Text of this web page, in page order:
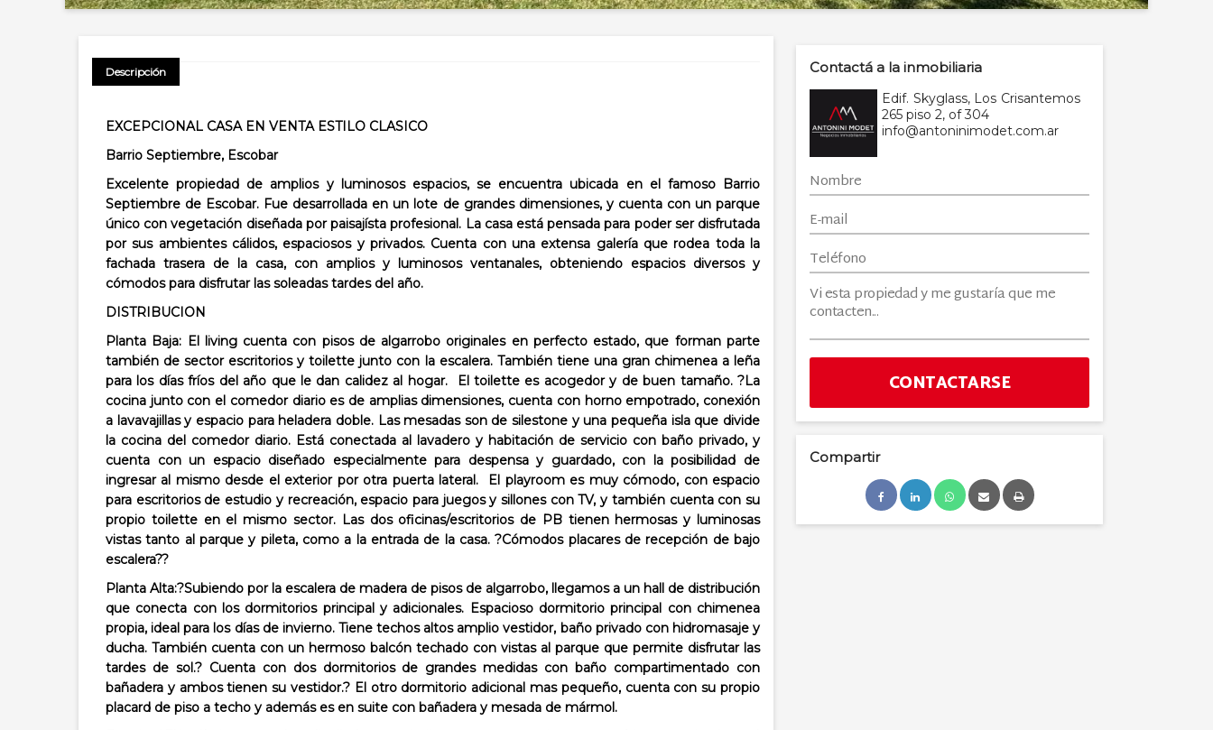
Descripción
EXCEPCIONAL CASA EN VENTA ESTILO CLASICO
Barrio Septiembre, Escobar
Excelente propiedad de amplios y luminosos espacios, se encuentra ubicada en el famoso Barrio
Septiembre de Escobar. Fue desarrollada en un lote de grandes dimensiones, y cuenta con un parque
único con vegetación diseñada por paisajísta profesional. La casa está pensada para poder ser disfrutada
por sus ambientes cálidos, espaciosos y privados. Cuenta con una extensa galería que rodea toda la
fachada trasera de la casa, con amplios y luminosos ventanales, obteniendo espacios diversos y
cómodos para disfrutar las soleadas tardes del año.
DISTRIBUCION
Planta Baja: El living cuenta con pisos de algarrobo originales en perfecto estado, que forman parte
también de sector escritorios y toilette junto con la escalera. También tiene una gran chimenea a leña
para los días fríos del año que le dan calidez al hogar.
El toilette es acogedor y de buen tamaño. ?La
cocina junto con el comedor diario es de amplias dimensiones, cuenta con horno empotrado, conexión
a lavavajillas y espacio para heladera doble. Las mesadas son de silestone y una pequeña isla que divide
la cocina del comedor diario. Está conectada al lavadero y habitación de servicio con baño privado, y
cuenta con un espacio diseñado especialmente para despensa y guardado, con la posibilidad de
ingresar al mismo desde el exterior por otra puerta lateral.
El playroom es muy cómodo, con espacio
para escritorios de estudio y recreación, espacio para juegos y sillones con TV, y también cuenta con su
propio toilette en el mismo sector. Las dos oficinas/escritorios de PB tienen hermosas y luminosas
vistas tanto al parque y pileta, como a la entrada de la casa. ?Cómodos placares de recepción de bajo
escalera??
Planta Alta:?Subiendo por la escalera de madera de pisos de algarrobo, llegamos a un hall de distribución
que conecta con los dormitorios principal y adicionales. Espacioso dormitorio principal con chimenea
propia, ideal para los días de invierno. Tiene techos altos amplio vestidor, baño privado con hidromasaje y
ducha. También cuenta con un hermoso balcón techado con vistas al parque que permite disfrutar las
tardes de sol.? Cuenta con dos dormitorios de grandes medidas con baño compartimentado con
bañadera y ambos tienen su vestidor.? El otro dormitorio adicional mas pequeño, cuenta con su propio
placard de piso a techo y además es en suite con bañadera y mesada de mármol.
Contactá a la inmobiliaria
Edif. Skyglass, Los Crisantemos
265 piso 2, of 304
info@antoninimodet.com.ar
CONTACTARSE
Compartir